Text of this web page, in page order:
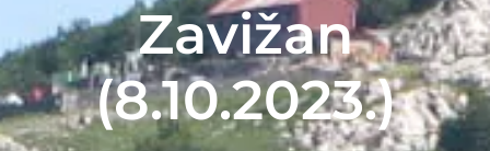
Zavižan
(8.10.2023.)